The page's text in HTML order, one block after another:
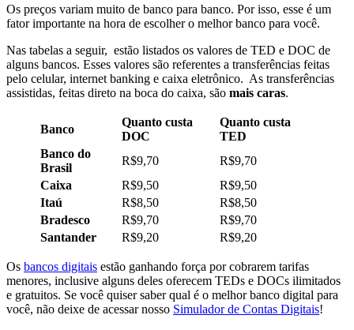
Os preços variam muito de banco para banco. Por isso, esse é um
fator importante na hora de escolher o melhor banco para você.
Nas tabelas a seguir, estão listados os valores de TED e DOC de
alguns bancos. Esses valores são referentes a transferências feitas
pelo celular, internet banking e caixa eletrônico. As transferências
assistidas, feitas direto na boca do caixa, são mais caras.
Banco
Quanto custa
DOC
Quanto custa
TED
Banco do
Brasil
R$9,70
R$9,70
Caixa
R$9,50
R$9,50
Itaú
R$8,50
R$8,50
Bradesco
R$9,70
R$9,70
Santander
R$9,20 R$9,20
Os bancos digitais estão ganhando força por cobrarem tarifas
menores, inclusive alguns deles oferecem TEDs e DOCs ilimitados
e gratuitos. Se você quiser saber qual é o melhor banco digital para
você, não deixe de acessar nosso Simulador de Contas Digitais!